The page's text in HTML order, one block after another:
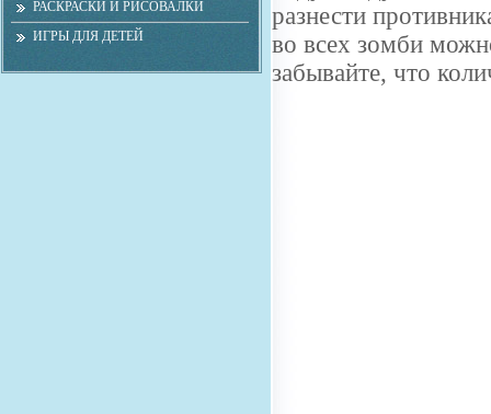
РАСКРАСКИ И РИСОВАЛКИ
ИГРЫ ДЛЯ ДЕТЕЙ
разнести
во всех зомби
забывайте, что